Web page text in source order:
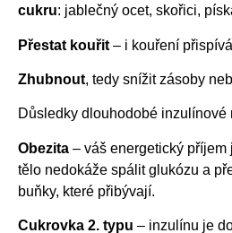
cukru: jablečný ocet, skořici,
Přestat kouřit – i kouření
Zhubnout, tedy snížit zásoby
Důsledky dlouhodobé inzulínové
Obezita – váš energetický
tělo nedokáže spálit glukózu a
buňky, které přibývají.
Cukrovka 2. typu – inzulínu je